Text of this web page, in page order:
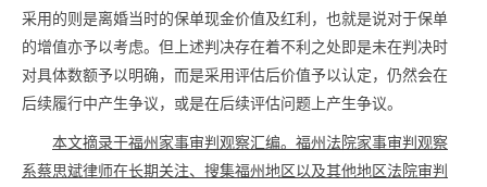
采用的则是离婚当时的保单现金价值及红利，也就是说对于保单
的增值亦予以考虑。但上述判决存在着不利之处即是未在判决时
对具体数额予以明确，而是采用评估后价值予以认定，仍然会在
后续履行中产生争议，或是在后续评估问题上产生争议。
本文摘录于福州家事审判观察汇编。福州法院家事审判观察
系蔡思斌律师在长期关注、搜集福州地区以及其他地区法院审判